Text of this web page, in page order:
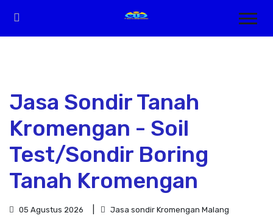
Jasa Sondir Tanah
Kromengan - Soil
Test/Sondir Boring
Tanah Kromengan
05 Agustus 2026 Jasa sondir Kromengan Malang